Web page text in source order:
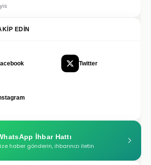
EDIN
Twitter
İhbar Hattı
haber gönderin, ihbarınızı iletin